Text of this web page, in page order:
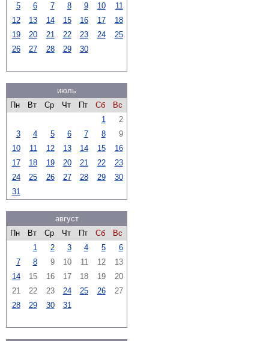
5
6 7 8 9 10
11
12
13 14 15 16 17
18
19
20 21 22 23 24
25
26
27 28 29 30
июль
Пн
Вт Ср Чт Пт Сб
Вс
1
2
3
4 5 6 7 8
9
10
11 12 13 14 15
16
17
18 19 20 21 22
23
24
25 26 27 28 29
30
31
август
Пн
Вт Ср Чт Пт Сб
Вс
1
2 3 4 5
6
7
8 9 10 11 12
13
14
15 16 17 18 19
20
21
22 23 24 25 26
27
28
29 30 31